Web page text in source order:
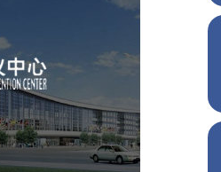
心
建设 网站设计